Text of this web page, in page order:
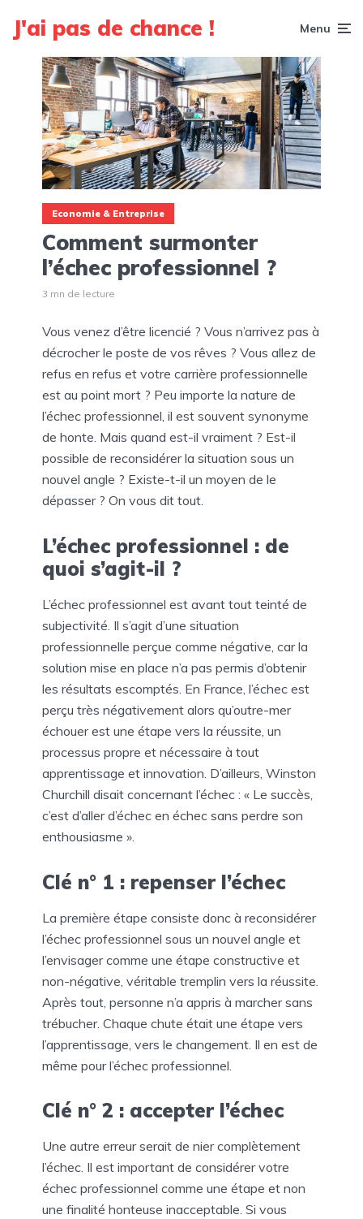
J'ai pas de chance ! Menu
Economie & Entreprise
Comment surmonter
l’échec professionnel ?
3 mn de lecture
Vous venez d’être licencié ? Vous n’arrivez pas à
décrocher le poste de vos rêves ? Vous allez de
refus en refus et votre carrière professionnelle
est au point mort ? Peu importe la nature de
l’échec professionnel, il est souvent synonyme
de honte. Mais quand est-il vraiment ? Est-il
possible de reconsidérer la situation sous un
nouvel angle ? Existe-t-il un moyen de le
dépasser ? On vous dit tout.
L’échec professionnel : de
quoi s’agit-il ?
L’échec professionnel est avant tout teinté de
subjectivité. Il s’agit d’une situation
professionnelle perçue comme négative, car la
solution mise en place n’a pas permis d’obtenir
les résultats escomptés. En France, l’échec est
perçu très négativement alors qu’outre-mer
échouer est une étape vers la réussite, un
processus propre et nécessaire à tout
apprentissage et innovation. D’ailleurs, Winston
Churchill disait concernant l’échec : « Le succès,
c’est d’aller d’échec en échec sans perdre son
enthousiasme ».
Clé n° 1 : repenser l’échec
La première étape consiste donc à reconsidérer
l’échec professionnel sous un nouvel angle et
l’envisager comme une étape constructive et
non-négative, véritable tremplin vers la réussite.
Après tout, personne n’a appris à marcher sans
trébucher. Chaque chute était une étape vers
l’apprentissage, vers le changement. Il en est de
même pour l’échec professionnel.
Clé n° 2 : accepter l’échec
Une autre erreur serait de nier complètement
l’échec. Il est important de considérer votre
échec professionnel comme une étape et non
une finalité honteuse inacceptable. Si vous